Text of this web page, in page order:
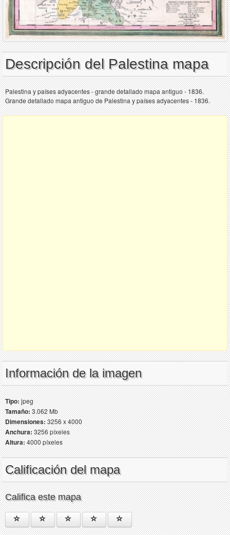
Descripción del Palestina mapa
Palestina y países adyacentes - grande detallado mapa antiguo - 1836.
Grande detallado mapa antiguo de Palestina y países adyacentes - 1836.
Información de la imagen
Tipo:jpeg
Tamaño:3.062 Mb
Dimensiones:3256 x 4000
Anchura:3256 píxeles
Altura:4000 píxeles
Calificación del mapa
Califica este mapa